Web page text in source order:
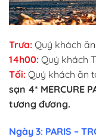
Trưa: Quý khách
14h00: Quý khách
Tối: Quý khách ăn
sạn 4* MERCURE
tương đương.
Ngày 3: PARIS –